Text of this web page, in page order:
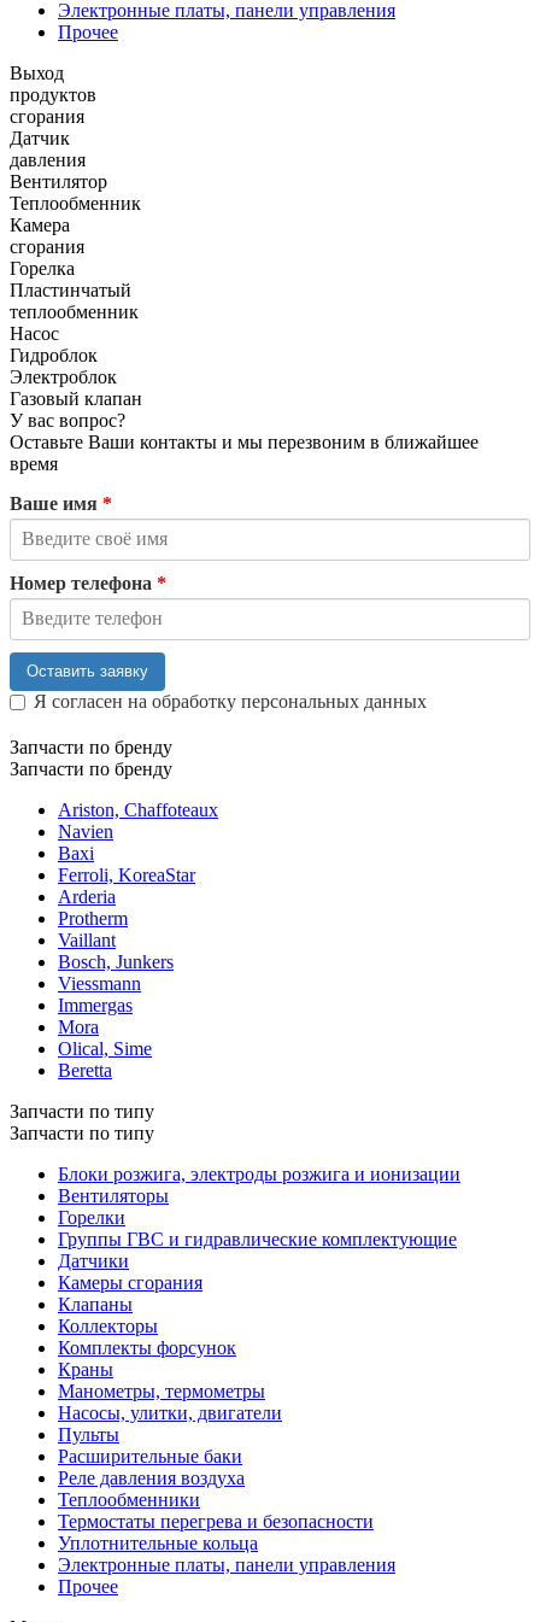
Электронные платы, панели управления
Прочее
Выход
продуктов
сгорания
Датчик
давления
Вентилятор
Теплообменник
Камера
сгорания
Горелка
Пластинчатый
теплообменник
Насос
Гидроблок
Электроблок
Газовый клапан
У вас вопрос?
Оставьте Ваши контакты и мы перезвоним в ближайшее
время
Ваше имя *
Номер телефона *
Оставить заявку
Я согласен на обработку персональных данных
Запчасти по бренду
Запчасти по бренду
Ariston, Chaffoteaux
Navien
Baxi
Ferroli, KoreaStar
Arderia
Protherm
Vaillant
Bosch, Junkers
Viessmann
Immergas
Mora
Olical, Sime
Beretta
Запчасти по типу
Запчасти по типу
Блоки розжига, электроды розжига и ионизации
Вентиляторы
Горелки
Группы ГВС и гидравлические комплектующие
Датчики
Камеры сгорания
Клапаны
Коллекторы
Комплекты форсунок
Краны
Манометры, термометры
Насосы, улитки, двигатели
Пульты
Расширительные баки
Реле давления воздуха
Теплообменники
Термостаты перегрева и безопасности
Уплотнительные кольца
Электронные платы, панели управления
Прочее